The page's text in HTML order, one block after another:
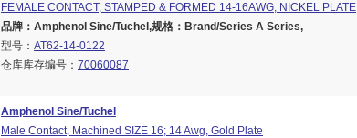
FEMALE CONTACT, STAMPED & FORMED 14-16AWG, NICKEL PLATE
品牌：Amphenol Sine/Tuchel,规格：Brand/Series A Series,
型号： AT62-14-0122
仓库库存编号： 70060087
Amphenol Sine/Tuchel
Male Contact, Machined SIZE 16; 14 Awg, Gold Plate